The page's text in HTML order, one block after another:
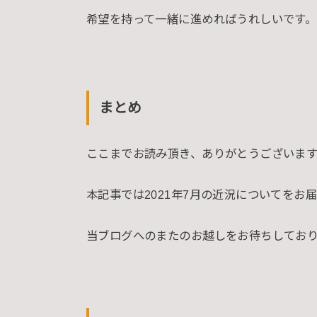
希望を持って一緒に進めればうれしいです。
まとめ
ここまでお読み頂き、ありがとうございます
本記事では2021年7月の近況についてをお届
当ブログへのまたのお越しをお待ちしており